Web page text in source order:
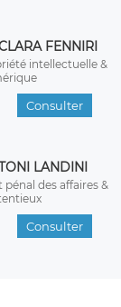
FENNIRI
intellectuelle &
Consulter
LANDINI
pénal des affaires &
Consulter